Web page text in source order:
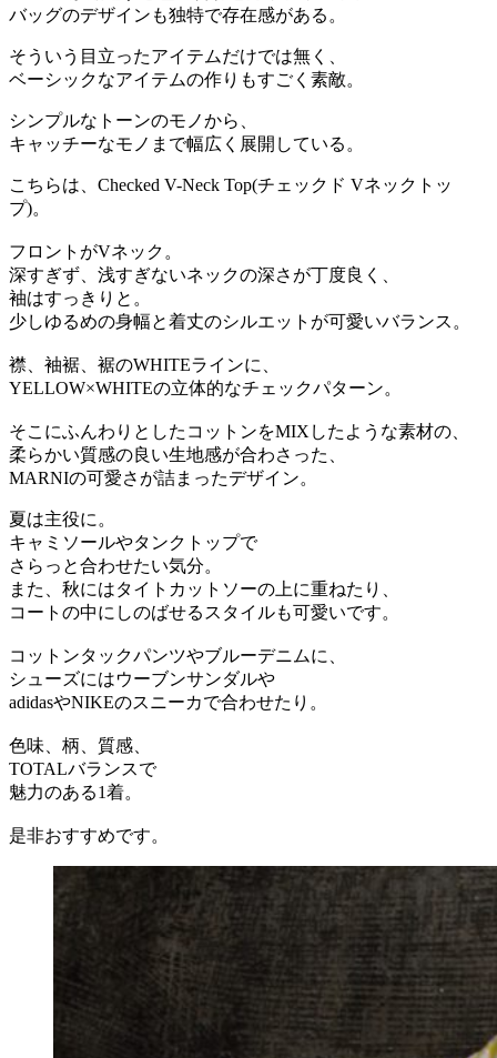
バッグのデザインも独特で存在感がある。
そういう目立ったアイテムだけでは無く、
ベーシックなアイテムの作りもすごく素敵。
シンプルなトーンのモノから、
キャッチーなモノまで幅広く展開している。
こちらは、 Checked V-Neck Top(チェックド Vネックトッ
プ)。
フロントがVネック。
深すぎず、浅すぎないネックの深さが丁度良く、
袖はすっきりと。
少しゆるめの身幅と着丈のシルエットが可愛いバランス。
襟、袖裾、裾のWHITEラインに、
YELLOW×WHITEの立体的なチェックパターン。
そこにふんわりとしたコットンをMIXしたような素材の、
柔らかい質感の良い生地感が合わさった、
MARNIの可愛さが詰まったデザイン。
夏は主役に。
キャミソールやタンクトップで
さらっと合わせたい気分。
また、秋にはタイトカットソーの上に重ねたり、
コートの中にしのばせるスタイルも可愛いです。
コットンタックパンツやブルーデニムに、
シューズにはウーブンサンダルや
adidasやNIKEのスニーカで合わせたり。
色味、柄、質感、
TOTALバランスで
魅力のある1着。
是非おすすめです。